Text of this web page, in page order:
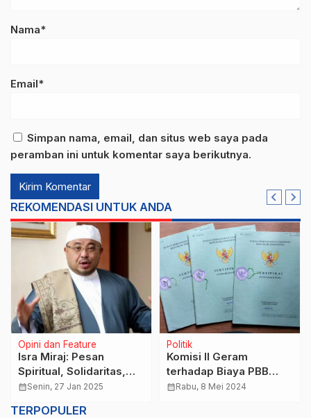
Nama*
Email*
Simpan nama, email, dan situs web saya pada
peramban ini untuk komentar saya berikutnya.
REKOMENDASI UNTUK ANDA
Opini dan Feature
Isra Miraj: Pesan
Spiritual, Solidaritas,
dan Diplomasi untuk
calendar_monthSenin, 27 Jan 2025
Politik
Komisi II Geram
terhadap Biaya PBB
yang Membengkak
calendar_monthRabu, 8 Mei 2024
TERPOPULER